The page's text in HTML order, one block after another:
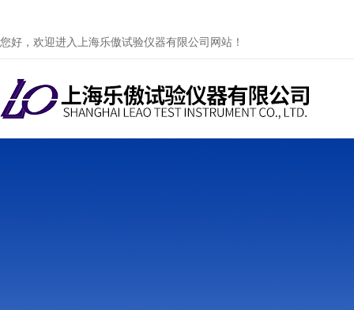
您好，欢迎进入上海乐傲试验仪器有限公司网站！